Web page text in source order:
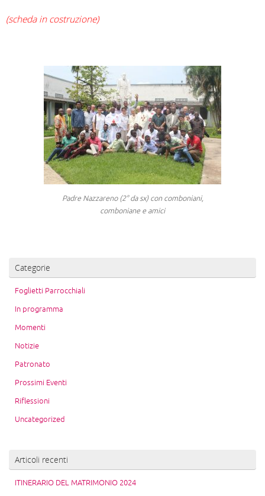
(scheda in costruzione)
Padre Nazzareno (2° da sx) con comboniani,
comboniane e amici
Categorie
Foglietti Parrocchiali
In programma
Momenti
Notizie
Patronato
Prossimi Eventi
Riflessioni
Uncategorized
Articoli recenti
ITINERARIO DEL MATRIMONIO 2024